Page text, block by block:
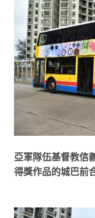
亞軍隊伍基督教信
得獎作品的城巴前